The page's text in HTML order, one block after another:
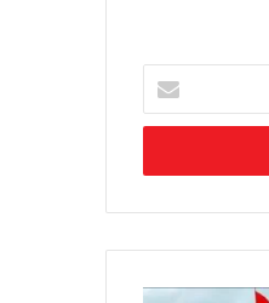
your
Email